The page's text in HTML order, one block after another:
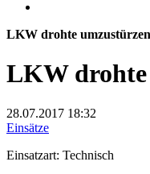
LKW drohte umzustürzen
LKW
28.07.2017 18:32
Einsätze
Einsatzart: Technisch